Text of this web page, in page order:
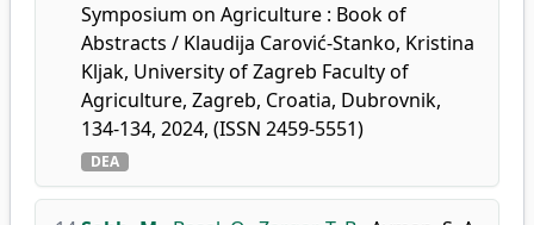
Symposium on Agriculture : Book of
Abstracts / Klaudija Carović-Stanko, Kristina
Kljak, University of Zagreb Faculty of
Agriculture, Zagreb, Croatia, Dubrovnik,
134-134, 2024, (ISSN 2459-5551)
DEA